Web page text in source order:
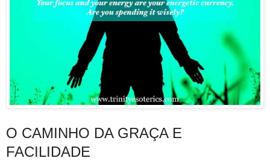
O CAMINHO DA GRAÇA E
FACILIDADE